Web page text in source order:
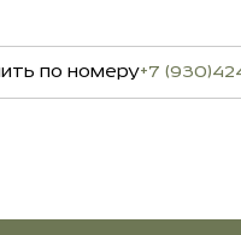
по номеру+7